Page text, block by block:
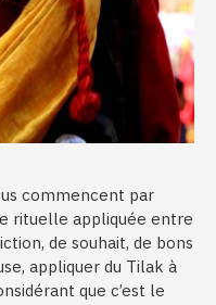
commencent par
rituelle appliquée entre
de souhait, de bons
appliquer du Tilak à
que c’est le